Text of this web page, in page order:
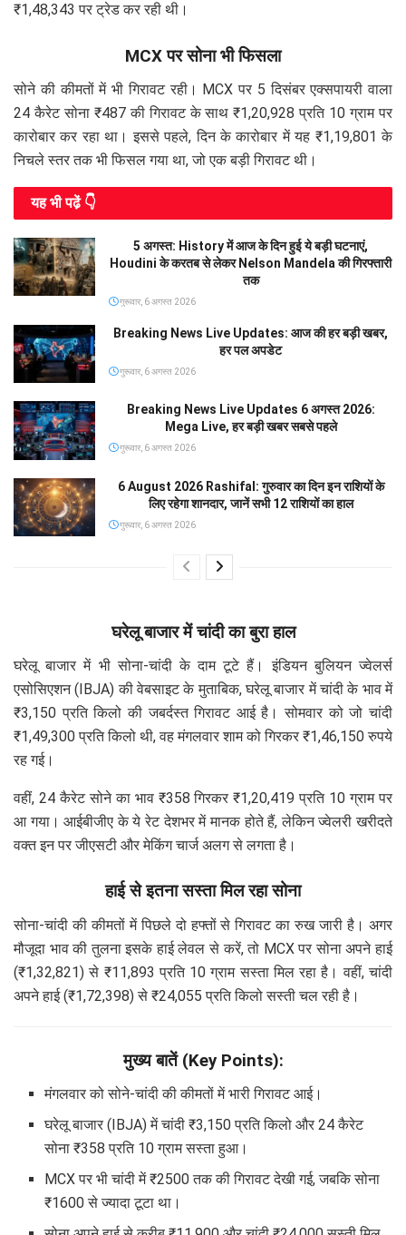
₹1,48,343 पर ट्रेड कर रही थी।
MCX पर सोना भी फिसला
सोने की कीमतों में भी गिरावट रही। MCX पर 5 दिसंबर एक्सपायरी वाला
24 कैरेट सोना ₹487 की गिरावट के साथ ₹1,20,928 प्रति 10 ग्राम पर
कारोबार कर रहा था। इससे पहले, दिन के कारोबार में यह ₹1,19,801 के
निचले स्तर तक भी फिसल गया था, जो एक बड़ी गिरावट थी।
यह भी पढे़ं 👇
5 अगस्त: History में आज के दिन हुई ये बड़ी घटनाएं,
Houdini के करतब से लेकर Nelson Mandela की गिरफ्तारी
तक
गुरूवार, 6 अगस्त 2026
Breaking News Live Updates: आज की हर बड़ी खबर,
हर पल अपडेट
गुरूवार, 6 अगस्त 2026
Breaking News Live Updates 6 अगस्त 2026:
Mega Live, हर बड़ी खबर सबसे पहले
गुरूवार, 6 अगस्त 2026
6 August 2026 Rashifal: गुरुवार का दिन इन राशियों के
लिए रहेगा शानदार, जानें सभी 12 राशियों का हाल
गुरूवार, 6 अगस्त 2026
घरेलू बाजार में चांदी का बुरा हाल
घरेलू बाजार में भी सोना-चांदी के दाम टूटे हैं। इंडियन बुलियन ज्वेलर्स
एसोसिएशन (IBJA) की वेबसाइट के मुताबिक, घरेलू बाजार में चांदी के भाव में
₹3,150 प्रति किलो की जबर्दस्त गिरावट आई है। सोमवार को जो चांदी
₹1,49,300 प्रति किलो थी, वह मंगलवार शाम को गिरकर ₹1,46,150 रुपये
रह गई।
वहीं, 24 कैरेट सोने का भाव ₹358 गिरकर ₹1,20,419 प्रति 10 ग्राम पर
आ गया। आईबीजीए के ये रेट देशभर में मानक होते हैं, लेकिन ज्वेलरी खरीदते
वक्त इन पर जीएसटी और मेकिंग चार्ज अलग से लगता है।
हाई से इतना सस्ता मिल रहा सोना
सोना-चांदी की कीमतों में पिछले दो हफ्तों से गिरावट का रुख जारी है। अगर
मौजूदा भाव की तुलना इसके हाई लेवल से करें, तो MCX पर सोना अपने हाई
(₹1,32,821) से ₹11,893 प्रति 10 ग्राम सस्ता मिल रहा है। वहीं, चांदी
अपने हाई (₹1,72,398) से ₹24,055 प्रति किलो सस्ती चल रही है।
मुख्य बातें (Key Points):
मंगलवार को सोने-चांदी की कीमतों में भारी गिरावट आई।
घरेलू बाजार (IBJA) में चांदी ₹3,150 प्रति किलो और 24 कैरेट
सोना ₹358 प्रति 10 ग्राम सस्ता हुआ।
MCX पर भी चांदी में ₹2500 तक की गिरावट देखी गई, जबकि सोना
₹1600 से ज्यादा टूटा था।